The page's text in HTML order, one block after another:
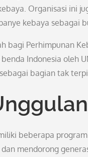
Organisasi ini
kebaya sebagai
bagi Perhimpunan
Indonesia oleh
bagian tak
beberapa
mendorong